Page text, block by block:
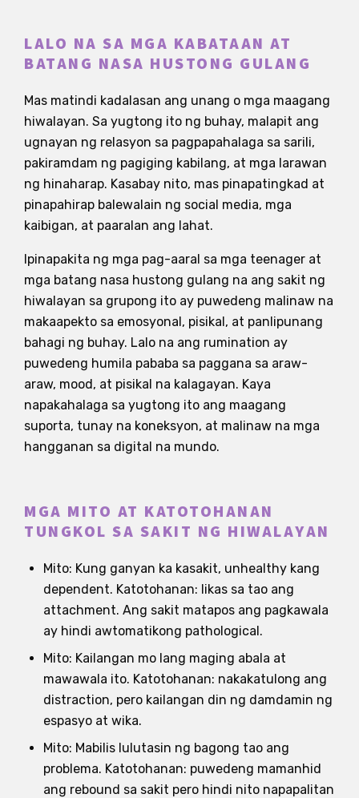
LALO NA SA MGA KABATAAN AT
BATANG NASA HUSTONG GULANG
Mas matindi kadalasan ang unang o mga maagang
hiwalayan. Sa yugtong ito ng buhay, malapit ang
ugnayan ng relasyon sa pagpapahalaga sa sarili,
pakiramdam ng pagiging kabilang, at mga larawan
ng hinaharap. Kasabay nito, mas pinapatingkad at
pinapahirap balewalain ng social media, mga
kaibigan, at paaralan ang lahat.
Ipinapakita ng mga pag-aaral sa mga teenager at
mga batang nasa hustong gulang na ang sakit ng
hiwalayan sa grupong ito ay puwedeng malinaw na
makaapekto sa emosyonal, pisikal, at panlipunang
bahagi ng buhay. Lalo na ang rumination ay
puwedeng humila pababa sa paggana sa araw-
araw, mood, at pisikal na kalagayan. Kaya
napakahalaga sa yugtong ito ang maagang
suporta, tunay na koneksyon, at malinaw na mga
hangganan sa digital na mundo.
MGA MITO AT KATOTOHANAN
TUNGKOL SA SAKIT NG HIWALAYAN
Mito: Kung ganyan ka kasakit, unhealthy kang
dependent. Katotohanan: likas sa tao ang
attachment. Ang sakit matapos ang pagkawala
ay hindi awtomatikong pathological.
Mito: Kailangan mo lang maging abala at
mawawala ito. Katotohanan: nakakatulong ang
distraction, pero kailangan din ng damdamin ng
espasyo at wika.
Mito: Mabilis lulutasin ng bagong tao ang
problema. Katotohanan: puwedeng mamanhid
ang rebound sa sakit pero hindi nito napapalitan